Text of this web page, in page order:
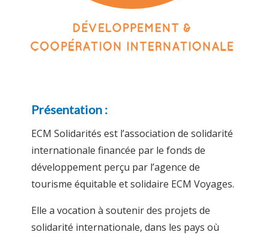
Présentation :
ECM Solidarités est l’association de solidarité
internationale financée par le fonds de
développement perçu par l’agence de
tourisme équitable et solidaire ECM Voyages.
Elle a vocation à soutenir des projets de
solidarité internationale, dans les pays où